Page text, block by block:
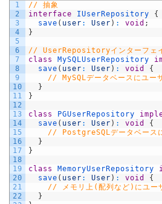
1
2
3
4
5
6
7
8
9
10
11
12
13
14
15
16
17
18
19
20
21
22
// 抽象
interface
IUserRepository
{
save ( user : User ) : void ;
}
// UserRepositoryインターフェイ
class
MySQLUserRepository
save ( user : User ) : void
{
// MySQLデータベースにユー
}
}
class PGUserRepository
save ( user : User ) : void
{
// PostgreSQLデータベース
}
}
class MemoryUserRepository
save ( user : User ) : void
{
// メモリ上(配列など)にユー
}